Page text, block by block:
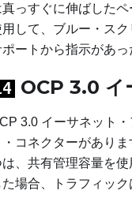
真っすぐに伸ばした
用して、ブルー・ス
ートから指示があっ
OCP 3.0 イ
3.0 イーサネット
・コネクターがあり
は、共有管理容量を
た場合、トラフィッ